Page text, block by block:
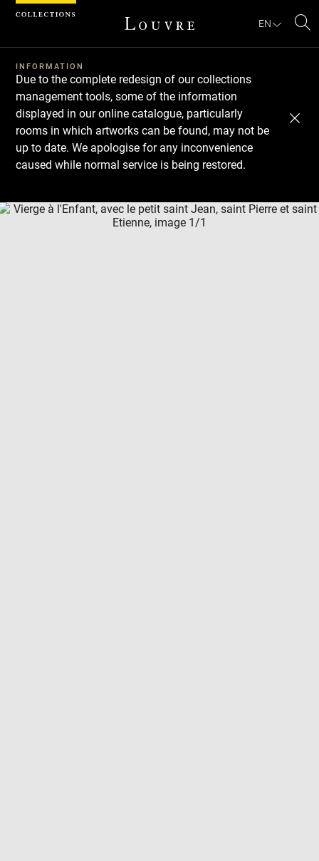
EN
INFORMATION
Due to the complete redesign of our collections
management tools, some of the information
displayed in our online catalogue, particularly
rooms in which artworks can be found, may not be
up to date. We apologise for any inconvenience
caused while normal service is being restored.
Download
Next
Previous
Cookies management panel